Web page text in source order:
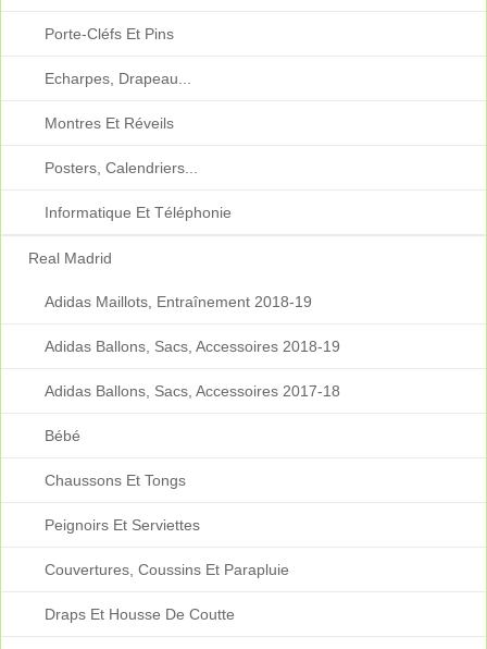
Porte-Cléfs Et Pins
Echarpes, Drapeau...
Montres Et Réveils
Posters, Calendriers...
Informatique Et Téléphonie
Real Madrid
Adidas Maillots, Entraînement 2018-19
Adidas Ballons, Sacs, Accessoires 2018-19
Adidas Ballons, Sacs, Accessoires 2017-18
Bébé
Chaussons Et Tongs
Peignoirs Et Serviettes
Couvertures, Coussins Et Parapluie
Draps Et Housse De Coutte